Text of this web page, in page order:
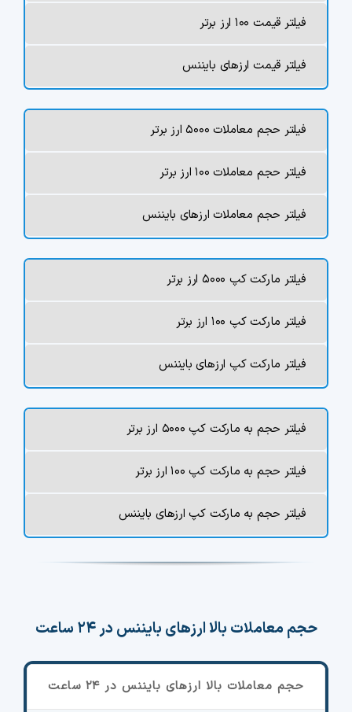
فیلتر قیمت ۱۰۰ ارز برتر
فیلتر قیمت ارزهای بایننس
فیلتر حجم معاملات ۵۰۰۰ ارز برتر
فیلتر حجم معاملات ۱۰۰ ارز برتر
فیلتر حجم معاملات ارزهای بایننس
فیلتر مارکت کپ ۵۰۰۰ ارز برتر
فیلتر مارکت کپ ۱۰۰ ارز برتر
فیلتر مارکت کپ ارزهای بایننس
فیلتر حجم به مارکت کپ ۵۰۰۰ ارز برتر
فیلتر حجم به مارکت کپ ۱۰۰ ارز برتر
فیلتر حجم به مارکت کپ ارزهای بایننس
حجم معاملات بالا ارزهای بایننس در ۲۴ ساعت
حجم معاملات بالا ارزهای بایننس در ۲۴ ساعت